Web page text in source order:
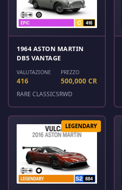
1964 ASTON MARTIN
DB5 VANTAGE
VALUTAZIONE
416
PREZZO
500,000 CR
RARE CLASSICSRWD
LEGENDARY